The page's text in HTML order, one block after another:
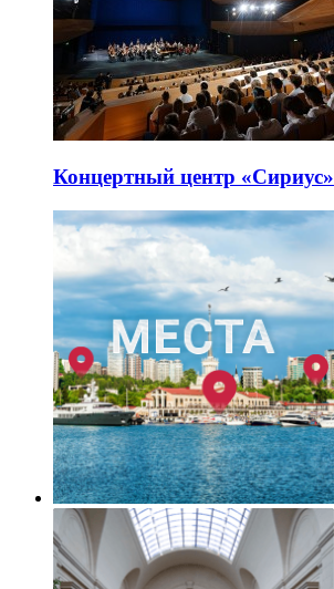
Концертный центр «Сириус»